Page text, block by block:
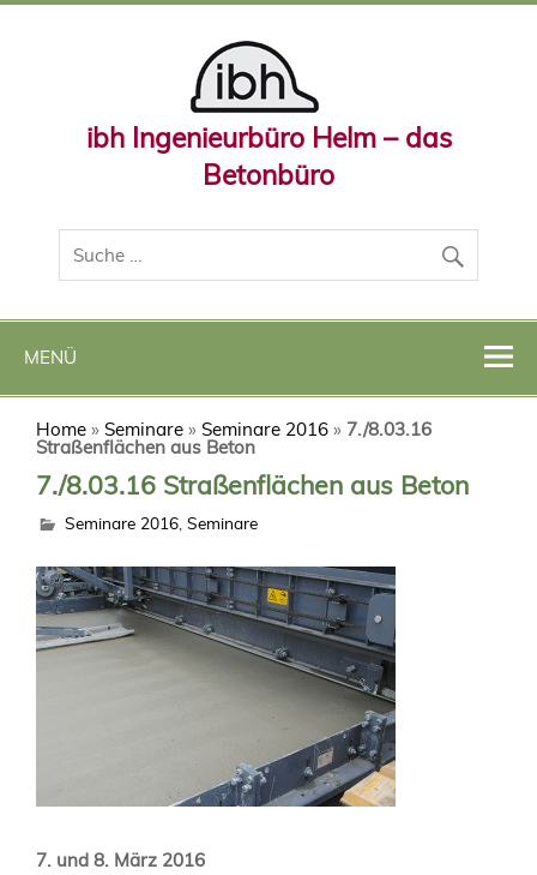
ibh Ingenieurbüro Helm – das
Betonbüro
MENÜ
Home »Seminare »Seminare 2016 » 7./8.03.16
Straßenflächen aus Beton
7./8.03.16 Straßenflächen aus Beton
Seminare 2016 ,Seminare
7. und 8. März 2016